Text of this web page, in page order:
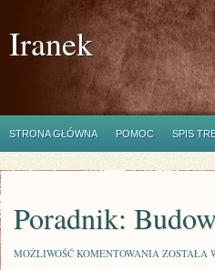
Iranek
STRONA GŁÓWNA POMOC SPIS
Poradnik:
MOŻLIWOŚĆ KOMENTOWANIA PORADNIK:
ZOSTAŁA